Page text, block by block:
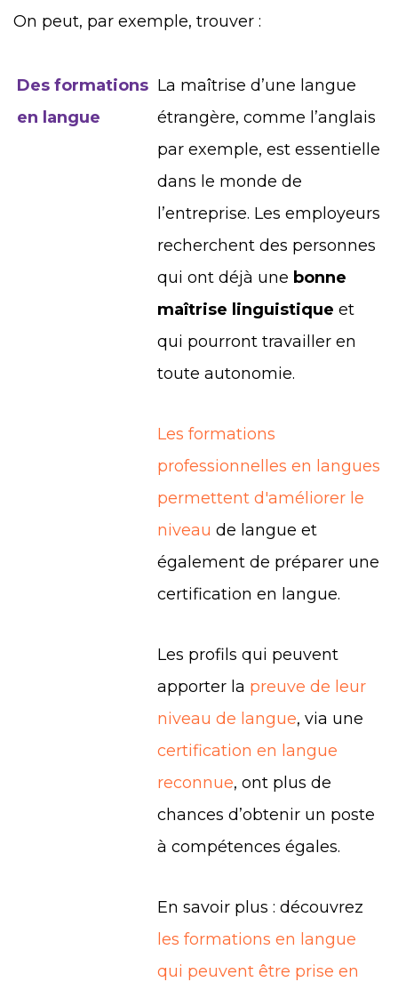
On peut, par exemple, trouver :
Des formations
en langue
La maîtrise d’une langue
étrangère, comme l’anglais
par exemple, est essentielle
dans le monde de
l’entreprise. Les employeurs
recherchent des personnes
qui ont déjà une bonne
maîtrise linguistique et
qui pourront travailler en
toute autonomie.
Les formations
professionnelles en langues
permettent d'améliorer le
niveau de langue et
également de préparer une
certification en langue.
Les profils qui peuvent
apporter la preuve de leur
niveau de langue, via une
certification en langue
reconnue, ont plus de
chances d’obtenir un poste
à compétences égales.
En savoir plus : découvrez
les formations en langue
qui peuvent être prise en